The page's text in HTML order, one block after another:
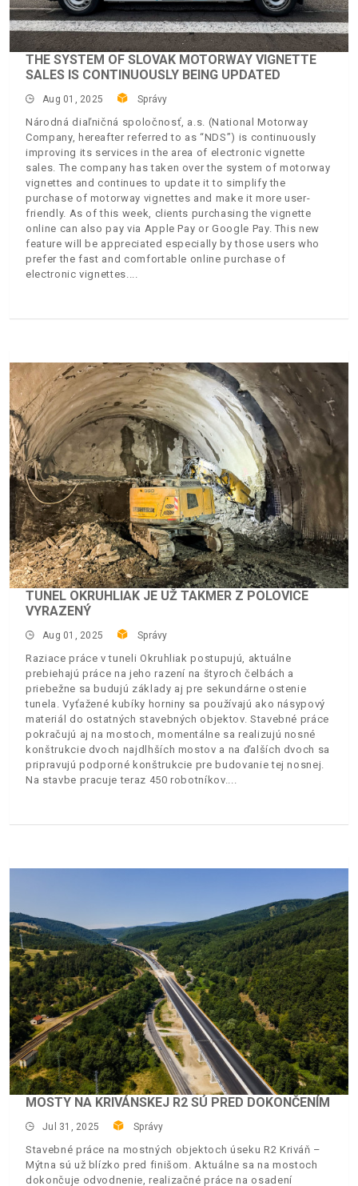
THE SYSTEM OF SLOVAK MOTORWAY VIGNETTE
SALES IS CONTINUOUSLY BEING UPDATED
Aug 01, 2025 Správy
Národná diaľničná spoločnosť, a.s. (National Motorway
Company, hereafter referred to as “NDS”) is continuously
improving its services in the area of electronic vignette
sales. The company has taken over the system of motorway
vignettes and continues to update it to simplify the
purchase of motorway vignettes and make it more user-
friendly. As of this week, clients purchasing the vignette
online can also pay via Apple Pay or Google Pay. This new
feature will be appreciated especially by those users who
prefer the fast and comfortable online purchase of
electronic vignettes.
TUNEL OKRUHLIAK JE UŽ TAKMER Z POLOVICE
VYRAZENÝ
Aug 01, 2025 Správy
Raziace práce v tuneli Okruhliak postupujú, aktuálne
prebiehajú práce na jeho razení na štyroch čelbách a
priebežne sa budujú základy aj pre sekundárne ostenie
tunela. Vyťažené kubíky horniny sa používajú ako násypový
materiál do ostatných stavebných objektov. Stavebné práce
pokračujú aj na mostoch, momentálne sa realizujú nosné
konštrukcie dvoch najdlhších mostov a na ďalších dvoch sa
pripravujú podporné konštrukcie pre budovanie tej nosnej.
Na stavbe pracuje teraz 450 robotníkov.
MOSTY NA KRIVÁNSKEJ R2 SÚ PRED DOKONČENÍM
Jul 31, 2025 Správy
Stavebné práce na mostných objektoch úseku R2 Kriváň –
Mýtna sú už blízko pred finišom. Aktuálne sa na mostoch
dokončuje odvodnenie, realizačné práce na osadení